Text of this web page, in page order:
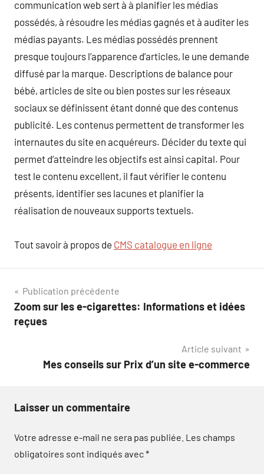
communication web sert à à planifier les médias
possédés, à résoudre les médias gagnés et à auditer les
médias payants. Les médias possédés prennent
presque toujours l’apparence d’articles, le une demande
diffusé par la marque. Descriptions de balance pour
bébé, articles de site ou bien postes sur les réseaux
sociaux se définissent étant donné que des contenus
publicité. Les contenus permettent de transformer les
internautes du site en acquéreurs. Décider du texte qui
permet d’atteindre les objectifs est ainsi capital. Pour
test le contenu excellent, il faut vérifier le contenu
présents, identifier ses lacunes et planifier la
réalisation de nouveaux supports textuels.
Tout savoir à propos de CMS catalogue en ligne
Navigation
de
Publication précédente
Zoom sur les e-cigarettes: Informations et idées
reçues
Article suivant
Mes conseils sur Prix d’un site e-commerce
Laisser un commentaire
Votre adresse e-mail ne sera pas publiée. Les champs
obligatoires sont indiqués avec*